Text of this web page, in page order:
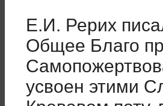
Е.И. Рерих
Общее Благо
усвоен этими